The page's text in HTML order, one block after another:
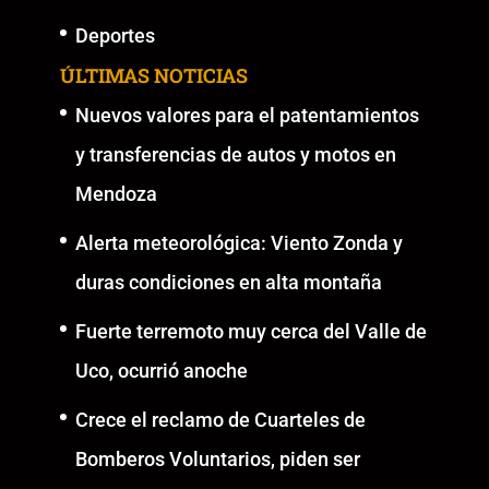
Deportes
ÚLTIMAS NOTICIAS
Nuevos valores para el patentamientos
y transferencias de autos y motos en
Mendoza
Alerta meteorológica: Viento Zonda y
duras condiciones en alta montaña
Fuerte terremoto muy cerca del Valle de
Uco, ocurrió anoche
Crece el reclamo de Cuarteles de
Bomberos Voluntarios, piden ser